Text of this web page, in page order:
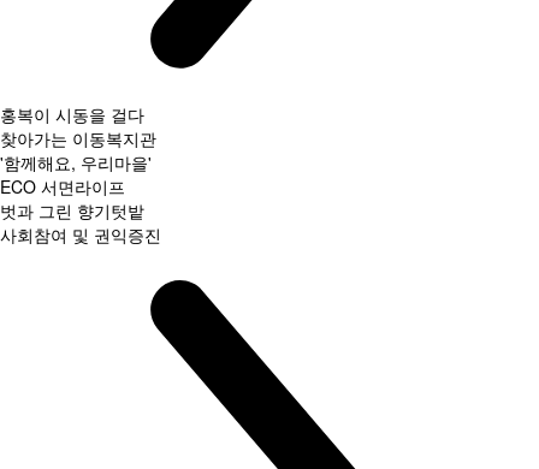
홍복이 시동을 걸다
찾아가는 이동복지관
'함께해요, 우리마을'
ECO 서면라이프
벗과 그린 향기텃밭
사회참여 및 권익증진